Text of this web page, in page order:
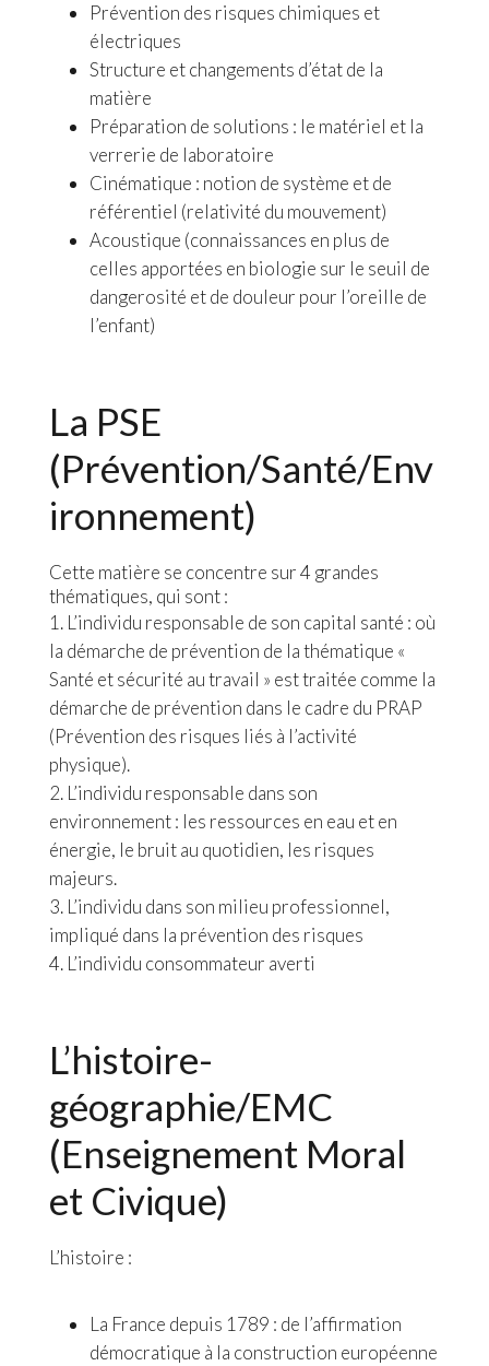
Prévention des risques chimiques et
électriques
Structure et changements d’état de la
matière
Préparation de solutions : le matériel et la
verrerie de laboratoire
Cinématique : notion de système et de
référentiel (relativité du mouvement)
Acoustique (connaissances en plus de
celles apportées en biologie sur le seuil de
dangerosité et de douleur pour l’oreille de
l’enfant)
La PSE
(Prévention/Santé/Env
ironnement)
Cette matière se concentre sur 4 grandes
thématiques, qui sont :
L’individu responsable de son capital santé : où
la démarche de prévention de la thématique «
Santé et sécurité au travail » est traitée comme la
démarche de prévention dans le cadre du PRAP
(Prévention des risques liés à l’activité
physique).
L’individu responsable dans son
environnement : les ressources en eau et en
énergie, le bruit au quotidien, les risques
majeurs.
L’individu dans son milieu professionnel,
impliqué dans la prévention des risques
L’individu consommateur averti
L’histoire-
géographie/EMC
(Enseignement Moral
et Civique)
L’histoire :
La France depuis 1789 : de l’affirmation
démocratique à la construction européenne